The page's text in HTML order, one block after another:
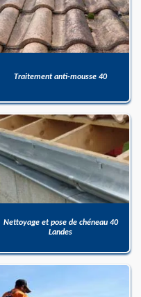
Traitement anti-mousse 40
Nettoyage et pose de chéneau 40
Landes